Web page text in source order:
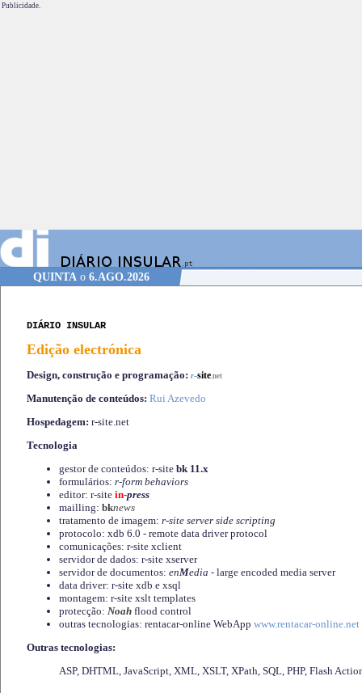
Publicidade.
QUINTAo 6.AGO.2026
DIÁRIO INSULAR
Edição electrónica
Design, construção e programação: r-site.net
Manutenção de conteúdos: Rui Azevedo
Hospedagem: r-site.net
Tecnologia
gestor de conteúdos: r-site bk 11.x
formulários: r-form behaviors
editor: r-site in-press
mailling: bknews
tratamento de imagem: r-site server side scripting
protocolo: xdb 6.0 - remote data driver protocol
comunicações: r-site xclient
servidor de dados: r-site xserver
servidor de documentos: enMedia - large encoded media server
data driver: r-site xdb e xsql
montagem: r-site xslt templates
protecção: Noah flood control
outras tecnologias: rentacar-online WebApp www.rentacar-online.net
Outras tecnologias:
ASP, DHTML, JavaScript, XML, XSLT, XPath, SQL, PHP, Flash